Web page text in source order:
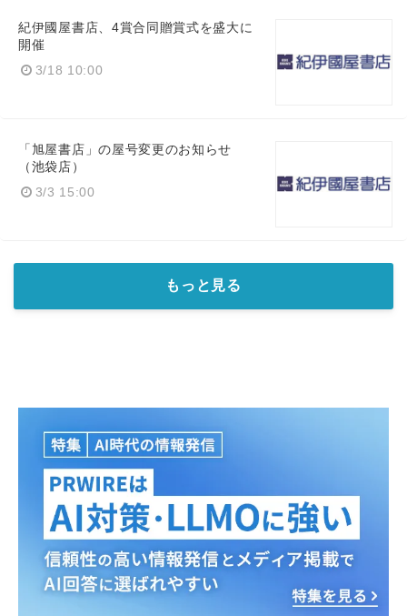
紀伊國屋書店、4賞合同贈賞式を盛大に
開催
3/18 10:00
「旭屋書店」の屋号変更のお知らせ
（池袋店）
3/3 15:00
もっと見る